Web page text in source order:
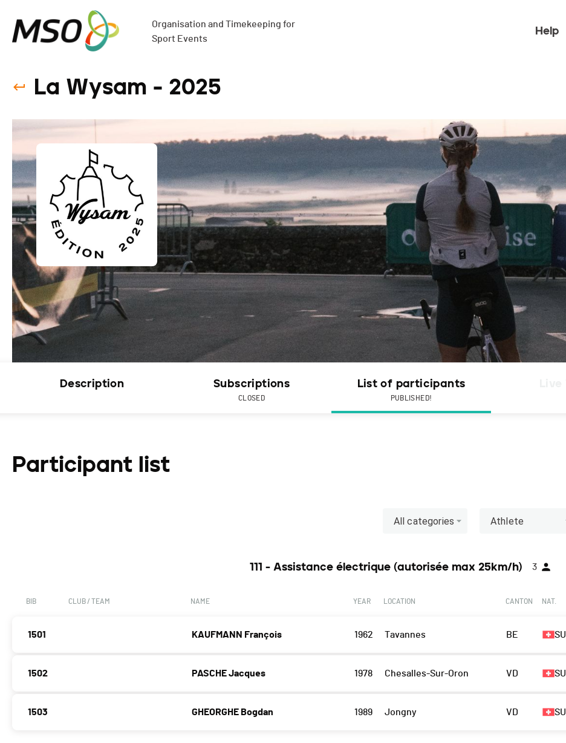
Organisation and Timekeeping for
Sport Events
Help
La Wysam - 2025
Description Subscriptions
CLOSED
List of participants
PUBLISHED!
Participant list
All categories Athlete
111 - Assistance électrique (autorisée max 25km/h) 3
BIB CLUB / TEAM NAME YEAR LOCATION CANTON NAT.
1501 KAUFMANN François 1962 Tavannes BE SUI
1502 PASCHE Jacques 1978 Chesalles-Sur-Oron VD SUI
1503 GHEORGHE Bogdan 1989 Jongny VD SUI